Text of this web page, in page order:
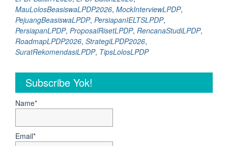
yang
Harus
Kamu
Lakukan
Sekarang
untuk
Kesempatan
Lolos
Pejuang
Batch
MauLolosBeasiswaLPDP2026, MockInterviewLPDP,
PejuangBeasiswaLPDP, PersiapanIELTSLPDP,
PersiapanLPDP, ProposalRisetLPDP, RencanaStudiLPDP,
RoadmapLPDP2026, StrategiLPDP2026,
SuratRekomendasiLPDP, TipsLolosLPDP
Subscribe Yok!
Name*
Email*